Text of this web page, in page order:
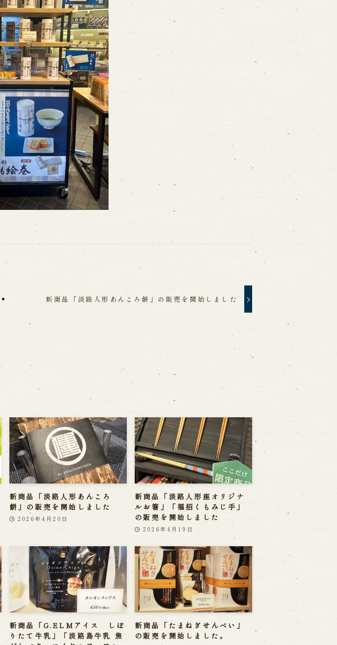
新商品「淡路人形あんころ餅」の販売を開始しました
新商品「淡路人形あんころ
餅」の販売を開始しました
2026年4月20日
新商品「淡路人形座オリジナ
ルお箸」「福招くもみじ手」
の販売を開始しました
2026年4月19日
新商品「G.ELMアイス しぼ
りたて牛乳」「淡路島牛乳 焦
新商品「たまねぎせんべい」
の販売を開始しました。